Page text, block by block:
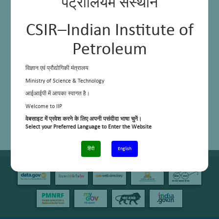
पेट्रोलियम संस्थान
CSIR–Indian Institute of
Petroleum
विज्ञान एवं प्रौद्योगिकी मंत्रालय
Ministry of Science & Technology
आईआईपी में आपका स्वागत है।
Welcome to IIP
वेबसाइट में प्रवेश करने के लिए अपनी पसंदीदा भाषा चुनें।
Select your Preferred Language to Enter the Website
हिंदी English